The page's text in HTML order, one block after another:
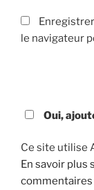
le navigateur
Oui,
Ce site utilise
En savoir plus